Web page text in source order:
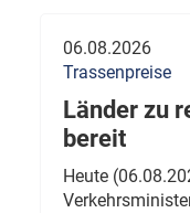
06.08.2026
Trassenpreise
Länder zu
bereit
Heute